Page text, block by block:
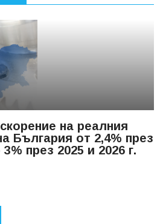
на реалния
България от 2,4% през
през 2025 и 2026 г.